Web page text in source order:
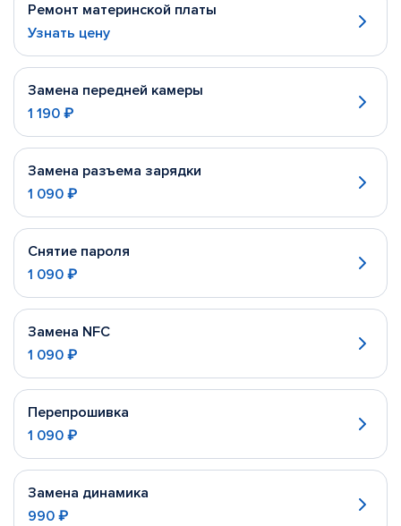
Ремонт материнской платы
Узнать цену
Замена передней камеры
1 190 ₽
Замена разъема зарядки
1 090 ₽
Снятие пароля
1 090 ₽
Замена NFC
1 090 ₽
Перепрошивка
1 090 ₽
Замена динамика
990 ₽